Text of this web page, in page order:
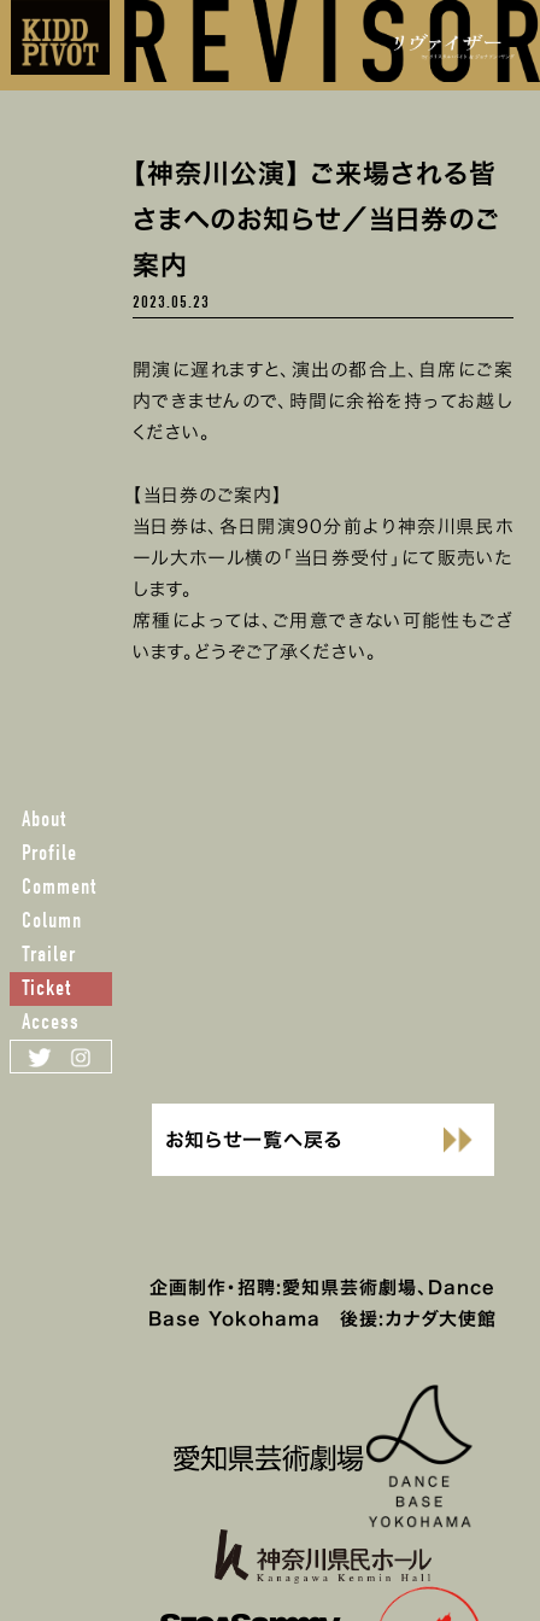
About
Profile
Comment
Column
Trailer
Ticket
Access
【神奈川公演】 ご来場される皆
さまへのお知らせ／当日券のご
案内
2023.05.23
開演に遅れますと、演出の都合上、自席にご案
内できませんので、時間に余裕を持ってお越し
ください。
【当日券のご案内】
当日券は、各日開演90分前より神奈川県民ホ
ール大ホール横の「当日券受付」にて販売いた
します。
席種によっては、ご用意できない可能性もござ
います。どうぞご了承ください。
お知らせ一覧へ戻る
企画制作・招聘:愛知県芸術劇場、Dance
Base Yokohama 後援:カナダ大使館